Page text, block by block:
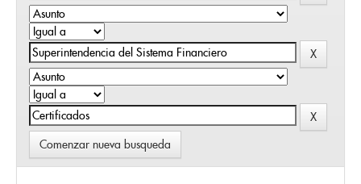
Comenzar nueva busqueda